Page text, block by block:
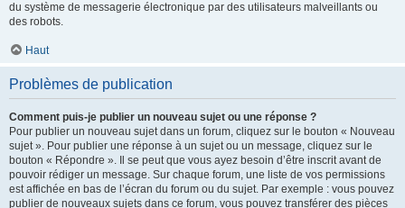
du système de messagerie électronique par des utilisateurs malveillants ou
des robots.
Haut
Problèmes de publication
Comment puis-je publier un nouveau sujet ou une réponse ?
Pour publier un nouveau sujet dans un forum, cliquez sur le bouton « Nouveau
sujet ». Pour publier une réponse à un sujet ou un message, cliquez sur le
bouton « Répondre ». Il se peut que vous ayez besoin d’être inscrit avant de
pouvoir rédiger un message. Sur chaque forum, une liste de vos permissions
est affichée en bas de l’écran du forum ou du sujet. Par exemple : vous pouvez
publier de nouveaux sujets dans ce forum, vous pouvez transférer des pièces